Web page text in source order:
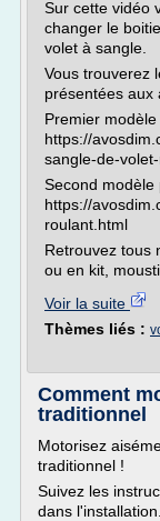
Sur cette vidéo
changer le
volet à sangle.
Vous trouverez
présentées aux
Premier
https://
sangle-de-
Second modèle
https://
roulant.html
Retrouvez tous
ou en kit,
Voir la suite
Thèmes liés :
Comment
traditionnel
Motorisez
traditionnel !
Suivez les
dans l'installation.